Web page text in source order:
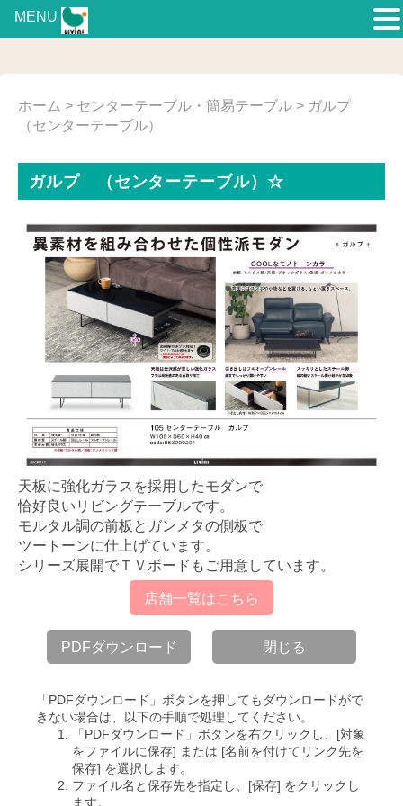
ホーム > センターテーブル・簡易テーブル > ガルプ
（センターテーブル）
ガルプ （センターテーブル）☆
天板に強化ガラスを採用したモダンで
恰好良いリビングテーブルです。
モルタル調の前板とガンメタの側板で
ツートーンに仕上げています。
シリーズ展開でＴＶボードもご用意しています。
店舗一覧はこちら
PDFダウンロード 閉じる
「PDFダウンロード」ボタンを押してもダウンロードがで
きない場合は、以下の手順で処理してください。
「PDFダウンロード」ボタンを右クリックし、[対象
をファイルに保存] または [名前を付けてリンク先を
保存] を選択します。
ファイル名と保存先を指定し、[保存] をクリックし
ます。
MENU